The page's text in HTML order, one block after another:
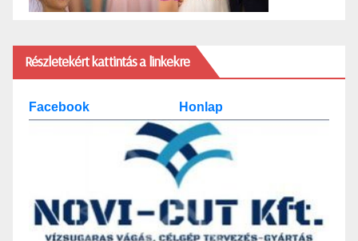
Részletekért kattintás a linkekre
Facebook Honlap